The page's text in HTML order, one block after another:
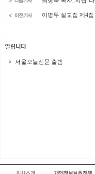
이병두 설교집 제4
서울오늘신문 출범